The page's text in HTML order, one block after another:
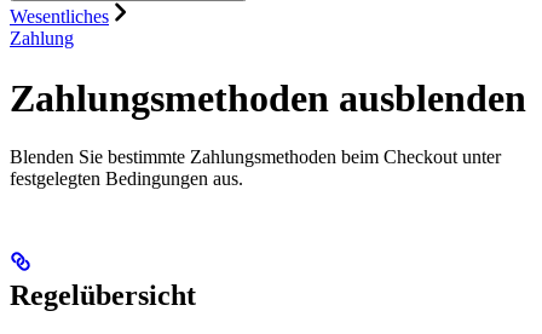
Wesentliches
Zahlung
Zahlungsmethoden ausblenden
Blenden Sie bestimmte Zahlungsmethoden beim Checkout unter
festgelegten Bedingungen aus.
Regelübersicht